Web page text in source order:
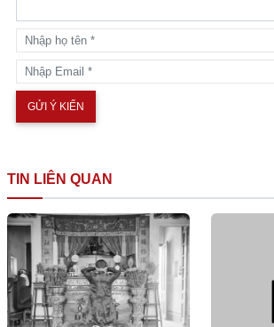
TIN LIÊN QUAN